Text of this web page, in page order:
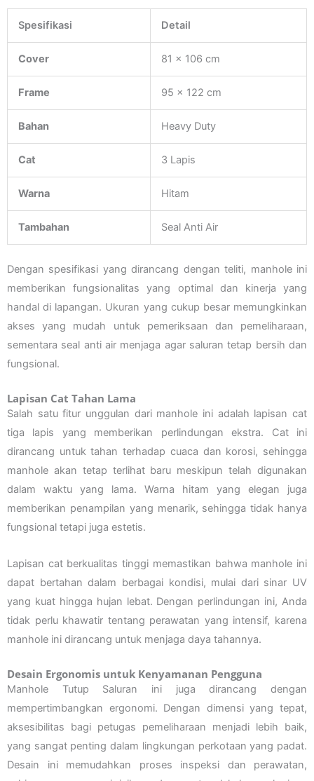
Spesifikasi Detail
Cover 81 x 106 cm
Frame 95 x 122 cm
Bahan Heavy Duty
Cat 3 Lapis
Warna Hitam
Tambahan Seal Anti Air
Dengan spesifikasi yang dirancang dengan teliti, manhole ini
memberikan fungsionalitas yang optimal dan kinerja yang
handal di lapangan. Ukuran yang cukup besar memungkinkan
akses yang mudah untuk pemeriksaan dan pemeliharaan,
sementara seal anti air menjaga agar saluran tetap bersih dan
fungsional.
Lapisan Cat Tahan Lama
Salah satu fitur unggulan dari manhole ini adalah lapisan cat
tiga lapis yang memberikan perlindungan ekstra. Cat ini
dirancang untuk tahan terhadap cuaca dan korosi, sehingga
manhole akan tetap terlihat baru meskipun telah digunakan
dalam waktu yang lama. Warna hitam yang elegan juga
memberikan penampilan yang menarik, sehingga tidak hanya
fungsional tetapi juga estetis.
Lapisan cat berkualitas tinggi memastikan bahwa manhole ini
dapat bertahan dalam berbagai kondisi, mulai dari sinar UV
yang kuat hingga hujan lebat. Dengan perlindungan ini, Anda
tidak perlu khawatir tentang perawatan yang intensif, karena
manhole ini dirancang untuk menjaga daya tahannya.
Desain Ergonomis untuk Kenyamanan Pengguna
Manhole Tutup Saluran ini juga dirancang dengan
mempertimbangkan ergonomi. Dengan dimensi yang tepat,
aksesibilitas bagi petugas pemeliharaan menjadi lebih baik,
yang sangat penting dalam lingkungan perkotaan yang padat.
Desain ini memudahkan proses inspeksi dan perawatan,